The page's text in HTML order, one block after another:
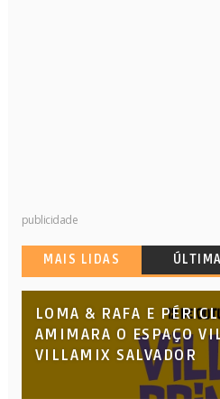
publicidade
MAIS LIDAS
LOMA & RAFA E
AMIMARA O ESPAÇO
VILLAMIX SALVADOR